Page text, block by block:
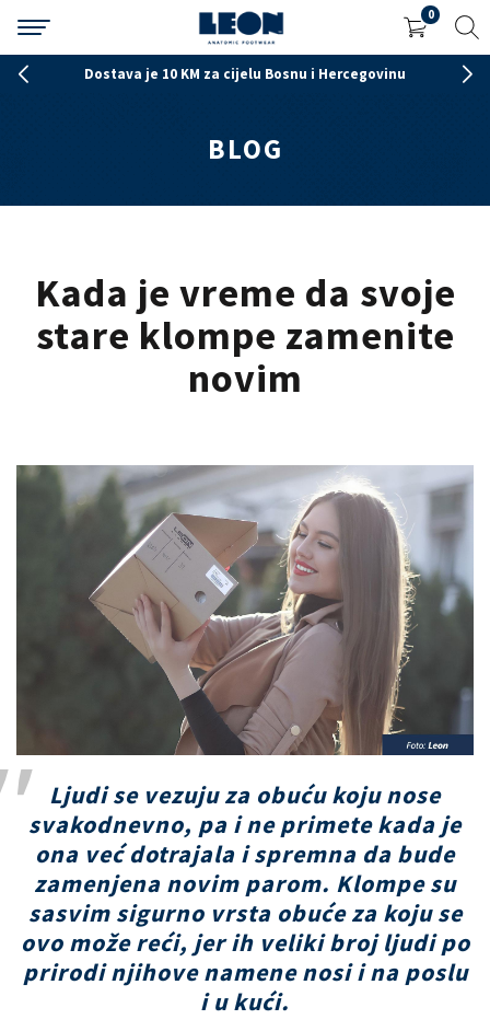
0
Poručite na tel 056 261 423 radnim danima
BLOG
Kada je vreme da svoje
stare klompe zamenite
novim
Ljudi se vezuju za obuću koju nose
svakodnevno, pa i ne primete kada je
ona već dotrajala i spremna da bude
zamenjena novim parom. Klompe su
sasvim sigurno vrsta obuće za koju se
ovo može reći, jer ih veliki broj ljudi po
prirodi njihove namene nosi i na poslu
i u kući.